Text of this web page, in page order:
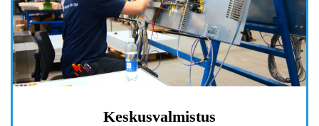
Keskusvalmistus